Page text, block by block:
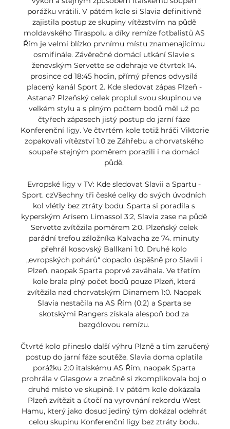
porážku vrátili. V pátém kole si Slavia definitivně
zajistila postup ze skupiny vítězstvím na půdě
moldavského Tiraspolu a díky remíze fotbalistů AS
Řím je velmi blízko prvnímu místu znamenajícímu
osmifinále. Závěrečné domácí utkání Slavie s
ženevským Servette se odehraje ve čtvrtek 14.
prosince od 18:45 hodin, přímý přenos odvysílá
placený kanál Sport 2. Kde sledovat zápas Plzeň -
Astana? Plzeňský celek proplul svou skupinou ve
velkém stylu a s plným počtem bodů měl už po
čtyřech zápasech jistý postup do jarní fáze
Konferenční ligy. Ve čtvrtém kole totiž hráči Viktorie
zopakovali vítězství 1:0 ze Záhřebu a chorvatského
soupeře stejným poměrem porazili i na domácí
půdě.
Evropské ligy v TV: Kde sledovat Slavii a Spartu -
Sport. czVšechny tři české celky do svých úvodních
kol vlétly bez ztráty bodu. Sparta si poradila s
kyperským Arisem Limassol 3:2, Slavia zase na půdě
Servette zvítězila poměrem 2:0. Plzeňský celek
parádní trefou záložníka Kalvacha ze 74. minuty
přehrál kosovský Ballkani 1:0. Druhé kolo
„evropských pohárů“ dopadlo úspěšně pro Slavii i
Plzeň, naopak Sparta poprvé zaváhala. Ve třetím
kole brala plný počet bodů pouze Plzeň, která
zvítězila nad chorvatským Dinamem 1:0. Naopak
Slavia nestačila na AS Řím (0:2) a Sparta se
skotskými Rangers získala alespoň bod za
bezgólovou remízu.
Čtvrté kolo přineslo další výhru Plzně a tím zaručený
postup do jarní fáze soutěže. Slavia doma oplatila
porážku 2:0 italskému AS Řím, naopak Sparta
prohrála v Glasgow a značně si zkomplikovala boj o
druhé místo ve skupině. I v pátém kole dokázala
Plzeň zvítězit a útočí na vyrovnání rekordu West
Hamu, který jako dosud jediný tým dokázal odehrát
celou skupinu Konferenční ligy bez ztráty bodu.